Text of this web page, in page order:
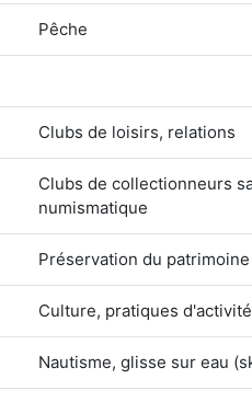
Pêche
Clubs de loisirs, relations
Clubs de collectionneurs
numismatique
Préservation du patrimoine
Culture, pratiques
Nautisme, glisse sur eau